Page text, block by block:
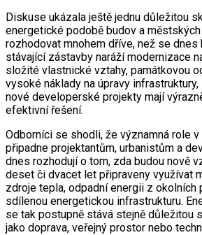
Diskuse ukázala ještě jednu důležitou
energetické podobě budov a
rozhodovat mnohem dříve, než se dnes
stávající zástavby naráží modernizace
složité vlastnické vztahy, památkovou
vysoké náklady na úpravy infrastruktury,
nové developerské projekty mají
efektivní řešení.
Odborníci se shodli, že významná role
připadne projektantům, urbanistům a
dnes rozhodují o tom, zda budou nově
deset či dvacet let připraveny využívat
zdroje tepla, odpadní energii z okolních
sdílenou energetickou infrastrukturu.
se tak postupně stává stejně důležitou
jako doprava, veřejný prostor nebo